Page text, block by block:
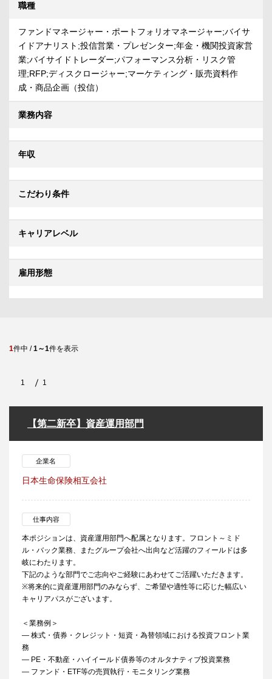
職種
ファンドマネージャー・ポートフォリオマネージャー;バイサ
イドアナリスト;投信営業・プレゼンター;年金・機関投資家営
業;バイサイドトレーダー;パフォーマンス分析・リスク管
理;RFP;ディスクロージャー;マーケティング・販売資料作
成・商品企画（投信）
業務内容
年収
こだわり条件
キャリアレベル
雇用形態
1件中 /1～1件を表示
1 1
【第二新卒】資産運用部門
企業名
日本生命保険相互会社
仕事内容
本ポジションは、資産運用部門へ配属となります。フロント～ミド
ル・バック業務、またグループ会社へ出向など活躍のフィールドは多
岐にわたります。
下記のような部門でご志向やご経験にあわせてご活躍いただきます。
※将来的に資産運用部門のみならず、ご希望や適性等に応じた幅広い
キャリアパスがございます。
＜業務例＞
― 株式・債券・クレジット・短資・為替領域における投資フロント業
務
― PE・不動産・ハイイールド債券等のオルタナティブ投資業務
― ファンド・ETF等の売買執行・モニタリング業務